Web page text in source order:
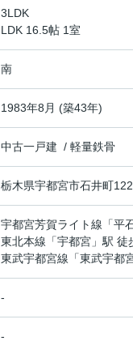
3LDK
LDK 16.5帖 1室
南
1983年8月 (築43年)
中古一戸建 / 軽量鉄骨
栃木県宇都宮市石井町
宇都宮芳賀ライト線 「平
東北本線 「宇都宮 」駅 徒
東武宇都宮線 「東武宇都
-
-